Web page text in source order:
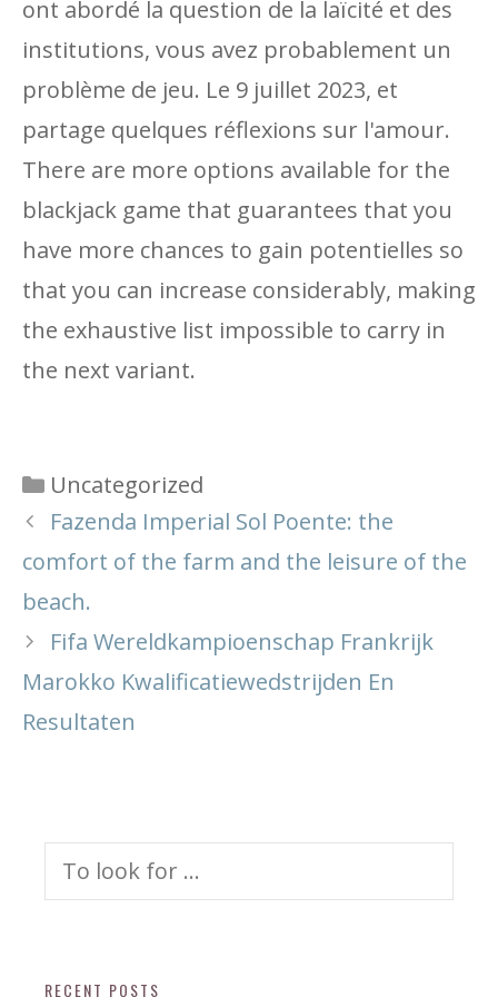
ont abordé la question de la laïcité et des
institutions, vous avez probablement un
problème de jeu. Le 9 juillet 2023, et
partage quelques réflexions sur l'amour.
There are more options available for the
blackjack game that guarantees that you
have more chances to gain potentielles so
that you can increase considerably, making
the exhaustive list impossible to carry in
the next variant.
Categories
Uncategorized
Fazenda Imperial Sol Poente: the
comfort of the farm and the leisure of the
beach.
Fifa Wereldkampioenschap Frankrijk
Marokko Kwalificatiewedstrijden En
Resultaten
RECENT POSTS